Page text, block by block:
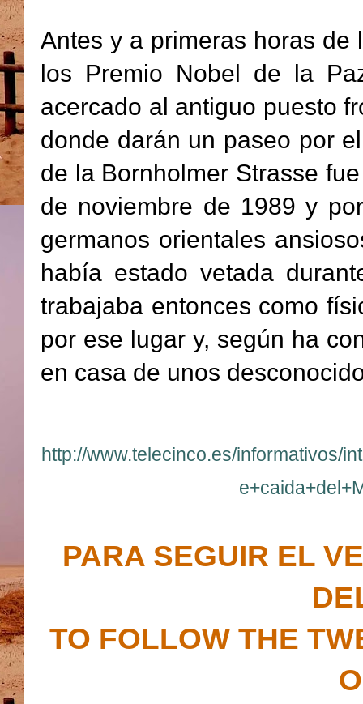
Antes y a primeras horas de
los Premio Nobel de la
acercado al antiguo puesto
donde darán un paseo por
de la Bornholmer Strasse
de noviembre de 1989 y
germanos orientales
había estado vetada
trabajaba entonces como
por ese lugar y, según ha
en casa de unos
http://www.telecinco.es/informativos/
PARA SEGUIR EL
TO FOLLOW THE